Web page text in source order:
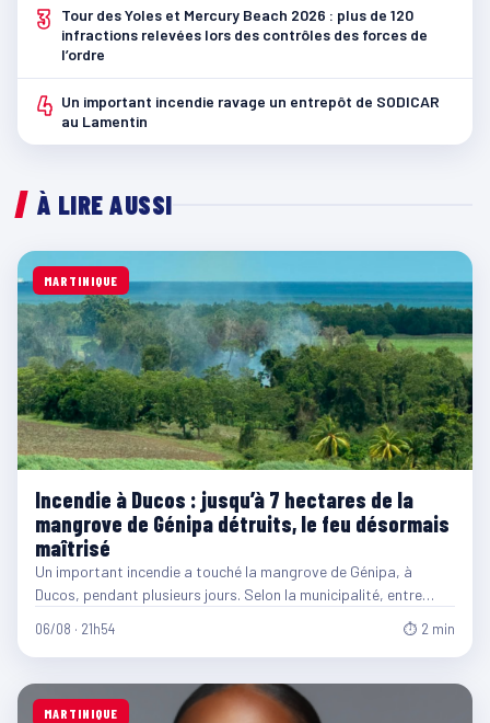
3
Tour des Yoles et Mercury Beach 2026 : plus de 120
infractions relevées lors des contrôles des forces de
l’ordre
4 Un important incendie ravage un entrepôt de SODICAR
au Lamentin
À LIRE AUSSI
MARTINIQUE
Incendie à Ducos : jusqu’à 7 hectares de la
mangrove de Génipa détruits, le feu désormais
maîtrisé
Un important incendie a touché la mangrove de Génipa, à
Ducos, pendant plusieurs jours. Selon la municipalité, entre…
06/08 · 21h54 ⏱ 2 min
MARTINIQUE